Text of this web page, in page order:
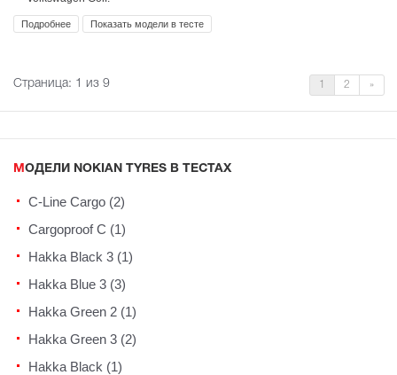
Подробнее Показать модели в тесте
Страница: 1 из 9 1 2 »
МОДЕЛИ NOKIAN TYRES В ТЕСТАХ
C-Line Cargo (2)
Cargoproof C (1)
Hakka Black 3 (1)
Hakka Blue 3 (3)
Hakka Green 2 (1)
Hakka Green 3 (2)
Hakka Black (1)